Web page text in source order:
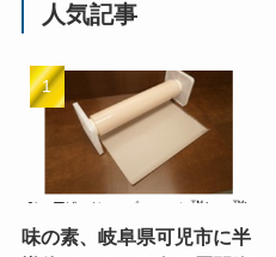
人気記事
味の素、岐阜県可児市に半